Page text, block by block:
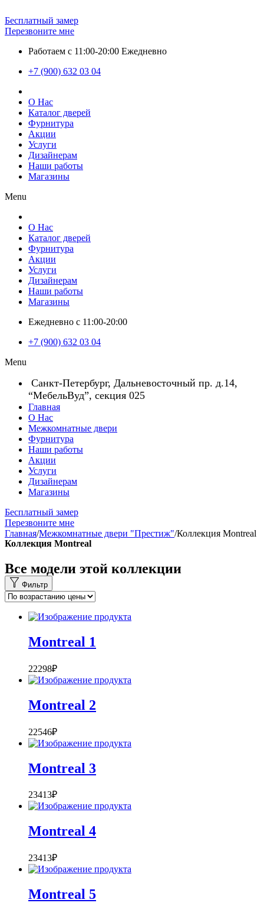
Бесплатный замер
Перезвоните мне
Работаем с 11:00-20:00 Ежедневно
+7 (900) 632 03 04
О Нас
Каталог дверей
Фурнитура
Акции
Услуги
Дизайнерам
Наши работы
Магазины
Menu
О Нас
Каталог дверей
Фурнитура
Акции
Услуги
Дизайнерам
Наши работы
Магазины
Ежедневно с 11:00-20:00
+7 (900) 632 03 04
Menu
Санкт-Петербург, Дальневосточный пр. д.14,
“МебельВуд”, секция 025
Главная
О Нас
Межкомнатные двери
Фурнитура
Наши работы
Акции
Услуги
Дизайнерам
Магазины
Бесплатный замер
Перезвоните мне
Главная/Межкомнатные двери "Престиж"/Коллекция Montreal
Коллекция Montreal
Все модели этой коллекции
Фильтр
Montreal 1
22298₽
Montreal 2
22546₽
Montreal 3
23413₽
Montreal 4
23413₽
Montreal 5